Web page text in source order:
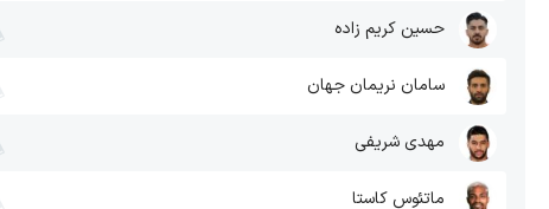
حسین کریم زاده
سامان نریمان جهان
مهدی شریفی
ماتئوس کاستا